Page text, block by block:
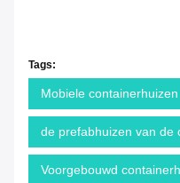
Tags:
Mobiele containerhuizen
de prefabhuizen van de
Voorgebouwd